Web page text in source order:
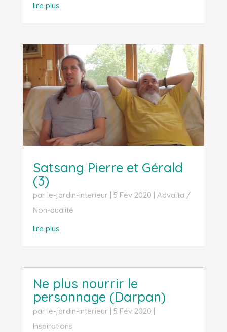
lire plus
Satsang Pierre et Gérald
(3)
par le-jardin-interieur| 5 Fév 2020 | Advaïta /
Non-dualité
lire plus
Ne plus nourrir le
personnage (Darpan)
par le-jardin-interieur| 5 Fév 2020 |
Inspirations